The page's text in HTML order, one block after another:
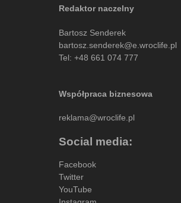
Redaktor naczelny
Bartosz Senderek
bartosz.senderek@e.wroclife.pl
Tel: +48 661 074 777
Współpraca biznesowa
reklama@wroclife.pl
Social media:
Facebook
Twitter
YouTube